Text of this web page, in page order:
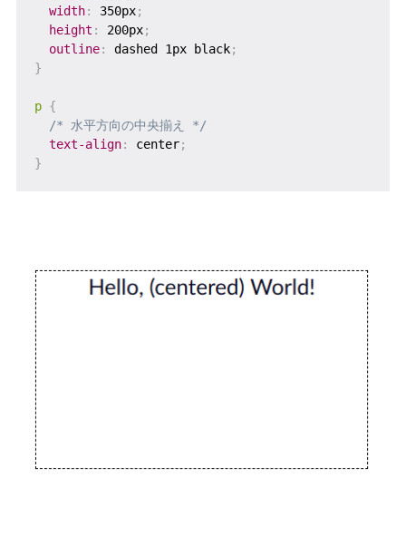
width: 350px;
height : 200px;
outline: dashed 1px black;
}
p {
/* 水平方向の中央揃え */
text-align: center;
}